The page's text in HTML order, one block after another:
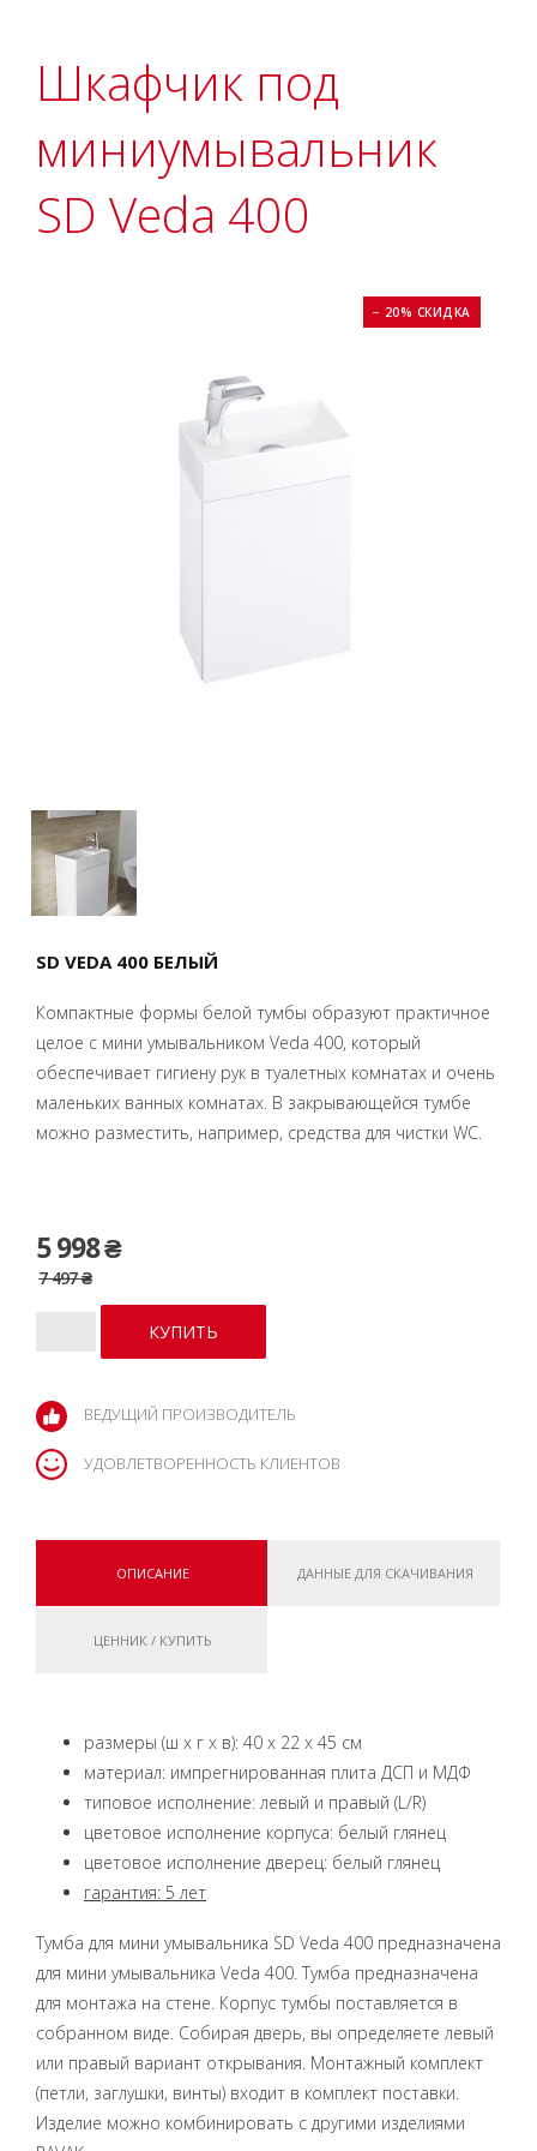
Шкафчик под
миниумывальник
SD Veda 400
− 20% СКИДКА
SD VEDA 400 БЕЛЫЙ
Компактные формы белой тумбы образуют практичное
целое с мини умывальником Veda 400, который
обеспечивает гигиену рук в туалетных комнатах и очень
маленьких ванных комнатах. В закрывающейся тумбе
можно разместить, например, средства для чистки WC.
5 998 ₴
7 497 ₴
ВЕДУЩИЙ ПРОИЗВОДИТЕЛЬ
УДОВЛЕТВОРЕННОСТЬ КЛИЕНТОВ
ОПИСАНИЕ ДАННЫЕ ДЛЯ СКАЧИВАНИЯ
ЦЕННИК / КУПИТЬ
размеры (ш x г x в): 40 x 22 x 45 см
материал: импрегнированная плита ДСП и МДФ
типовое исполнение: левый и правый (L/R)
цветовое исполнение корпуса: белый глянец
цветовое исполнение дверец: белый глянец
гарантия: 5 лет
Тумба для мини умывальника SD Veda 400 предназначена
для мини умывальника Veda 400. Тумба предназначена
для монтажа на стене. Корпус тумбы поставляется в
собранном виде. Собирая дверь, вы определяете левый
или правый вариант открывания. Монтажный комплект
(петли, заглушки, винты) входит в комплект поставки.
Изделие можно комбинировать с другими изделиями